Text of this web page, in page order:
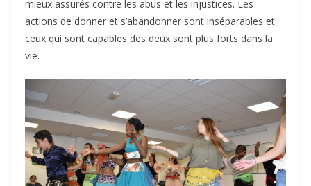
mieux assurés contre les abus et les injustices. Les
actions de donner et s’abandonner sont inséparables et
ceux qui sont capables des deux sont plus forts dans la
vie.